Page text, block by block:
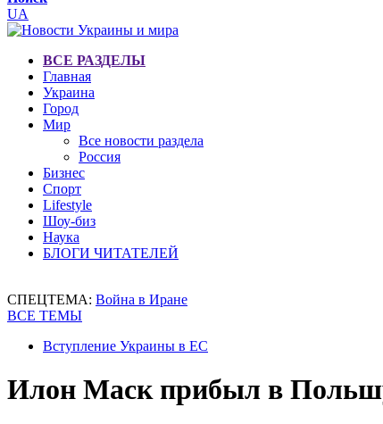
UA
ВСЕ РАЗДЕЛЫ
Главная
Украина
Город
Мир
Все новости раздела
Россия
Бизнес
Спорт
Lifestyle
Шоу-биз
Наука
БЛОГИ ЧИТАТЕЛЕЙ
СПЕЦТЕМА: Война в Иране
ВСЕ ТЕМЫ
Вступление Украины в ЕС
Илон Маск прибыл в